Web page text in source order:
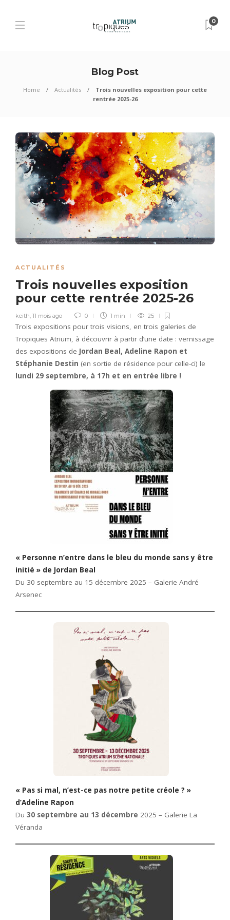
0
Blog Post
Home Actualités
Trois nouvelles exposition pour cette
rentrée 2025-26
ACTUALITÉS
Trois nouvelles exposition
pour cette rentrée 2025-26
keith, 11 mois ago 0 1 min 25
Trois expositions pour trois visions, en trois galeries de
Tropiques Atrium, à découvrir à partir d’une date : vernissage
des expositions de Jordan Beal, Adeline Rapon et
Stéphanie Destin (en sortie de résidence pour celle-ci) le
lundi 29 septembre, à 17h et en entrée libre !
« Personne n’entre dans le bleu du monde sans y être
initié » de Jordan Beal
Du 30 septembre au 15 décembre 2025 – Galerie André
Arsenec
« Pas si mal, n’est-ce pas notre petite créole ? »
d’Adeline Rapon
Du 30 septembre au 13 décembre 2025 – Galerie La
Véranda